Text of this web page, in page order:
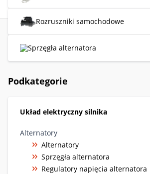
Rozruszniki samochodowe
Sprzęgła alternatora
Podkategorie
Układ elektryczny silnika
Alternatory
Alternatory
Sprzęgła alternatora
Regulatory napięcia alternatora